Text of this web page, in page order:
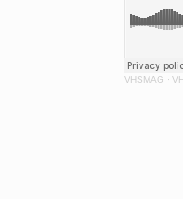
VHSMAG ·